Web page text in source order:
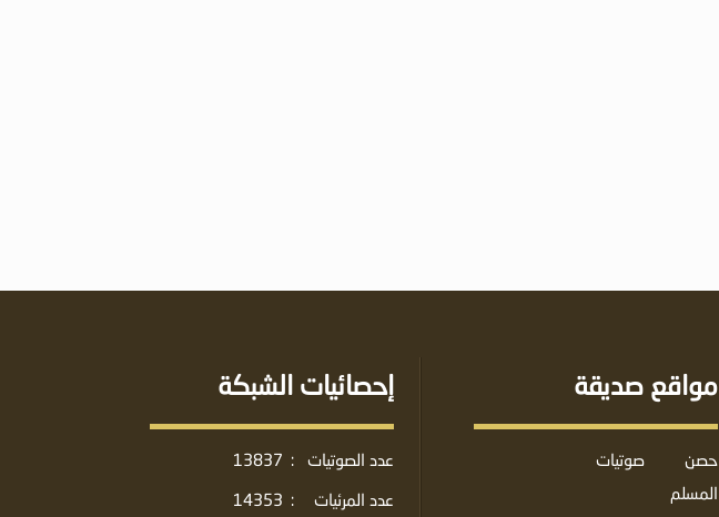
مواقع صديقة
حصن
المسلم
صوتيات
إحصائيات الشبكة
عدد الصوتيات :
13837
عدد المرئيات
:
14353